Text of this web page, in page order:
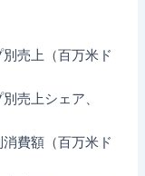
売上（百万米ド
売上シェア、
費額（百万米ド